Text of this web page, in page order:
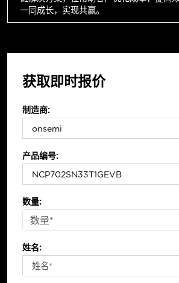
一同成长，实现共赢。
获取即时报价
制造商:
产品编号:
数量:
姓名: